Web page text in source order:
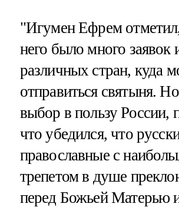
"Игумен Ефрем
него было много заявок
различных стран, куда
отправиться святыня.
выбор в пользу России,
что убедился, что
православные с
трепетом в душе
перед Божьей Матерью